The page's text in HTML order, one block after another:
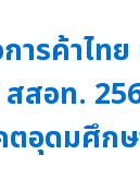
ารค้าไทย
สอท.
ตอุดมศึกษ